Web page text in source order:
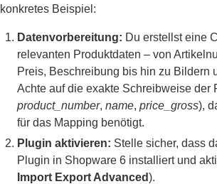
konkretes Beispiel:
Datenvorbereitung: Du erstellst eine
relevanten Produktdaten – von
Preis, Beschreibung bis hin zu Bildern
Achte auf die exakte Schreibweise der
product_number, name, price_gross),
für das Mapping benötigt.
Plugin aktivieren: Stelle sicher, dass
Plugin in Shopware 6 installiert und
Import Export Advanced).